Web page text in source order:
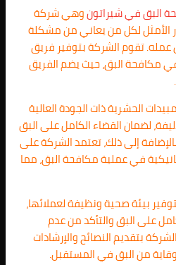
البق في شيراتونوهي شركة
الأمثل لكل من يعاني من مشكلة
عمله. تقوم الشركة بتوفير فريق
مكافحة البق، حيث يضم الفريق
الحشرية ذات الجودة العالية
لضمان القضاء الكامل على البق
إلى ذلك، تعتمد الشركة على
في عملية مكافحة البق، مما
بيئة صحية ونظيفة لعملائها،
على البق والتأكد من عدم
بتقديم النصائح والإرشادات
من البق في المستقبل.